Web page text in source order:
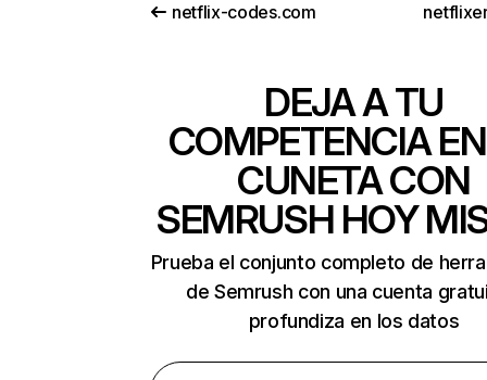
netflix-codes.com
DEJA A TU
COMPETENCIA
CUNETA CON
SEMRUSH HOY
Prueba el conjunto completo de
de Semrush con una cuenta
profundiza en los datos